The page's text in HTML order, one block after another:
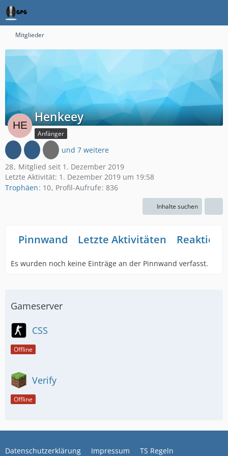
Mitglieder
Henkeey
Anfänger
und 7 weitere
28 Mitglied seit 1. Dezember 2019
Letzte Aktivität: 1. Dezember 2019 um 19:58
Trophäen 10 Profil-Aufrufe 836
Inhalte suchen
Pinnwand Letzte Aktivitäten
Es wurden noch keine Einträge an der Pinnwand verfasst.
Gameserver
CSS
Offline
Verify
Offline
Datenschutzerklärung Impressum TS Regeln